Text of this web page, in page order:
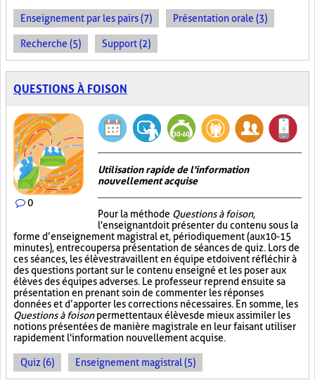
Enseignement par les pairs (7) Présentation orale (3)
Recherche (5) Support (2)
QUESTIONS À FOISON
0
Utilisation rapide de l'information
nouvellement acquise
Pour la méthode Questions à foison,
l'enseignant doit présenter du contenu sous la
forme d’enseignement magistral et, périodiquement (aux 10-15
minutes), entrecouper sa présentation de séances de quiz. Lors de
ces séances, les élèves travaillent en équipe et doivent réfléchir à
des questions portant sur le contenu enseigné et les poser aux
élèves des équipes adverses. Le professeur reprend ensuite sa
présentation en prenant soin de commenter les réponses
données et d’apporter les corrections nécessaires. En somme, les
Questions à foisonpermettent aux élèves de mieux assimiler les
notions présentées de manière magistrale en leur faisant utiliser
rapidement l'information nouvellement acquise.
Quiz (6) Enseignement magistral (5)